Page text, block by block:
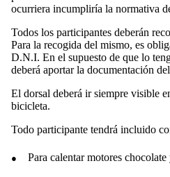
ocurriera incumpliría la normativa
Todos los participantes deberán
Para la recogida del mismo, es
D.N.I. En el supuesto de que lo
deberá aportar la documentación
El dorsal deberá ir siempre visible
bicicleta.
Todo participante tendrá incluido
● Para calentar motores